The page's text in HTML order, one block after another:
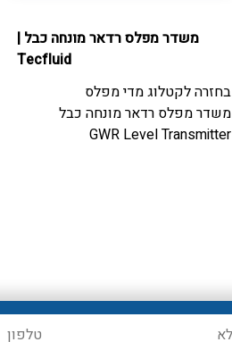
משדר מפלס רדאר מונחה כבל |
Tecfluid
בחזרה לקטלוגמדי מפלס
משדר מפלס רדאר מונחה כבל
GWR Level Transmitter